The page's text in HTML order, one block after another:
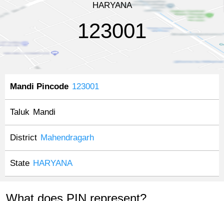
HARYANA
123001
Mandi Pincode 123001
Taluk Mandi
District Mahendragarh
State HARYANA
What does PIN represent?